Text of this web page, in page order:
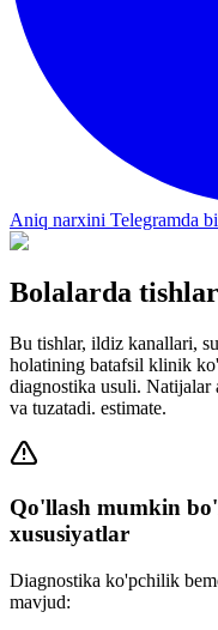
Aniq narxini Telegramda
Bolalarda
Bu tishlar, ildiz kanallari,
holatining batafsil klinik
diagnostika usuli. Natijalar
va tuzatadi. estimate.
Qo'llash mumkin
xususiyatlar
Diagnostika ko'pchilik
mavjud: